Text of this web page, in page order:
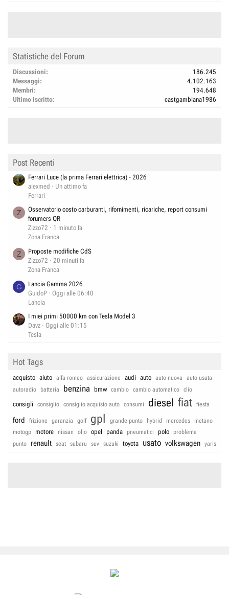
Statistiche del Forum
Discussioni
186.245
Messaggi
4.102.163
Membri
194.648
Ultimo Iscritto
castgamblana1986
Post Recenti
Ferrari Luce (la prima Ferrari elettrica) - 2026
alexmed
Un attimo fa
Ferrari
Z
Osservatorio costo carburanti, rifornimenti, ricariche, report consumi
forumers QR
Zizzo72
1 minuto fa
Zona Franca
Z
Proposte modifiche CdS
Zizzo72
20 minuti fa
Zona Franca
G
Lancia Gamma 2026
GuidoP
Oggi alle 06:40
Lancia
I miei primi 50000 km con Tesla Model 3
Davz
Oggi alle 01:15
Tesla
Hot Tags
acquisto aiuto alfa romeo assicurazione audi auto auto nuova
auto usata
autoradio
batteria benzina bmw cambio cambio automatico clio
consigli consiglio consiglio acquisto auto consumi diesel fiat fiesta
ford frizione garanzia golf gpl grande punto hybrid mercedes
metano
motogp
motore nissan olio opel panda pneumatici polo
problema
punto
renault seat subaru suv suzuki toyota usato volkswagen yaris